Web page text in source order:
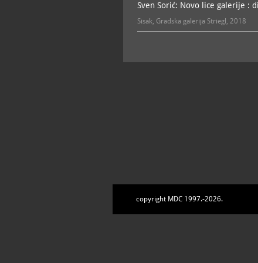
Sven Sorić: Novo lice galerije :
Sisak, Gradska galerija Striegl, 2018
copyright MDC 1997.-2026.